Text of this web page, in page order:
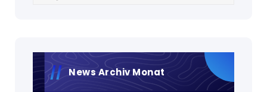
News Archiv Monat